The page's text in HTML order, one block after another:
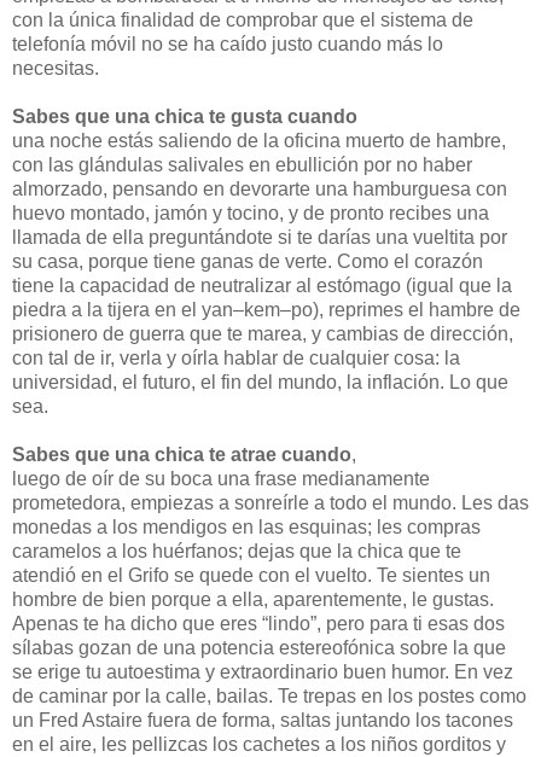
con la única finalidad de comprobar que el sistema de
telefonía móvil no se ha caído justo cuando más lo
necesitas.
Sabes que una chica te gusta cuando
una noche estás saliendo de la oficina muerto de hambre,
con las glándulas salivales en ebullición por no haber
almorzado, pensando en devorarte una hamburguesa con
huevo montado, jamón y tocino, y de pronto recibes una
llamada de ella preguntándote si te darías una vueltita por
su casa, porque tiene ganas de verte. Como el corazón
tiene la capacidad de neutralizar al estómago (igual que la
piedra a la tijera en el yan–kem–po), reprimes el hambre de
prisionero de guerra que te marea, y cambias de dirección,
con tal de ir, verla y oírla hablar de cualquier cosa: la
universidad, el futuro, el fin del mundo, la inflación. Lo que
sea.
Sabes que una chica te atrae cuando,
luego de oír de su boca una frase medianamente
prometedora, empiezas a sonreírle a todo el mundo. Les das
monedas a los mendigos en las esquinas; les compras
caramelos a los huérfanos; dejas que la chica que te
atendió en el Grifo se quede con el vuelto. Te sientes un
hombre de bien porque a ella, aparentemente, le gustas.
Apenas te ha dicho que eres “lindo”, pero para ti esas dos
sílabas gozan de una potencia estereofónica sobre la que
se erige tu autoestima y extraordinario buen humor. En vez
de caminar por la calle, bailas. Te trepas en los postes como
un Fred Astaire fuera de forma, saltas juntando los tacones
en el aire, les pellizcas los cachetes a los niños gorditos y